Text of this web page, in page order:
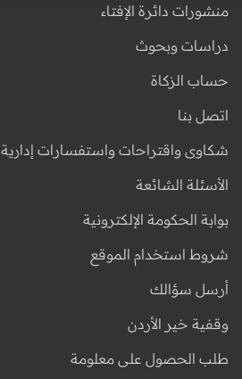
منشورات دائرة الإفتاء
دراسات وبحوث
حساب الزكاة
اتصل بنا
شكاوى واقتراحات واستفسارات إدارية
الأسئلة الشائعة
بوابة الحكومة الإلكترونية
شروط استخدام الموقع
أرسل سؤالك
وقفية خير الأردن
طلب الحصول على معلومة